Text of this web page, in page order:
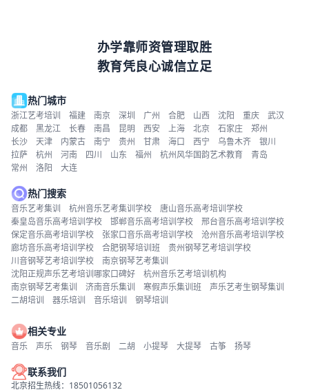
办学靠师资管理取胜
教育凭良心诚信立足
热门城市
浙江艺考培训 福建 南京 深圳 广州 合肥 山西 沈阳 重庆
武汉
成都
黑龙江 长春 南昌 昆明 西安 上海 北京 石家庄
郑州
长沙
天津 内蒙古 南宁 贵州 甘肃 海口 西宁 乌鲁木齐
银川
拉萨
杭州 河南 四川 山东 福州 杭州风华国韵艺术教育
青岛
常州
洛阳 大连
热门搜索
音乐艺考集训 杭州音乐艺考集训学校
唐山音乐高考培训学校
秦皇岛音乐高考培训学校
邯郸音乐高考培训学校
邢台音乐高考培训学校
保定音乐高考培训学校
张家口音乐高考培训学校
沧州音乐高考培训学校
廊坊音乐高考培训学校
合肥钢琴培训班
贵州钢琴艺考培训学校
川音钢琴艺考培训学校
南京钢琴艺考集训
沈阳正规声乐艺考培训哪家口碑好
杭州音乐艺考培训机构
南京钢琴艺考集训
济南音乐集训 寒假声乐集训班
声乐艺考生钢琴集训
二胡培训
器乐培训 音乐培训 钢琴培训
相关专业
音乐 声乐 钢琴 音乐剧 二胡 小提琴 大提琴 古筝 扬琴
联系我们
北京招生热线：18501056132